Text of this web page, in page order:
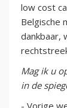
low cost
Belgische
dankbaar,
Mag ik u
in de
- Vorige